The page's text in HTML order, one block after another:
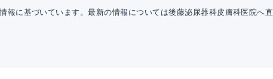
報に基づいています。最新の情報については後藤泌尿器科皮膚科医院へ直